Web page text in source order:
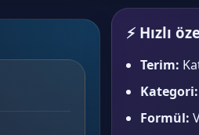
⚡ Hızlı
Terim:
Kategori:
Formül: